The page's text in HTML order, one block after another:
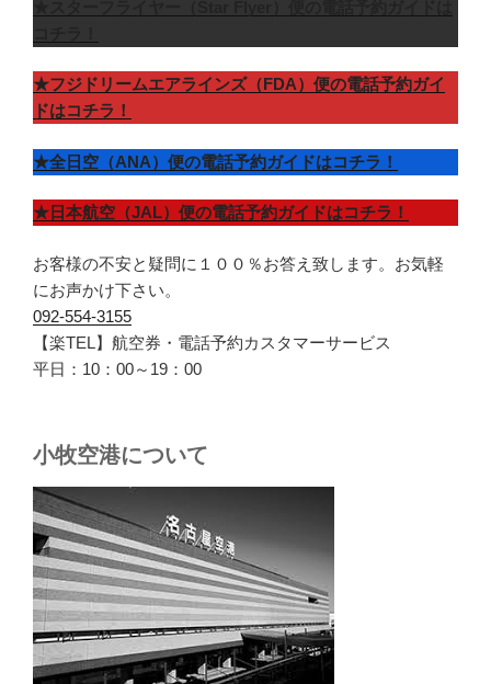
★フジドリームエアラインズ（FDA）便の電話予約ガイ
ドはコチラ！
★全日空（ANA）便の電話予約ガイドはコチラ！
★日本航空（JAL）便の電話予約ガイドはコチラ！
お客様の不安と疑問に１００％お答え致します。お気軽
にお声かけ下さい。
092-554-3155
【楽TEL】航空券・電話予約カスタマーサービス
平日：10：00～19：00
小牧空港について